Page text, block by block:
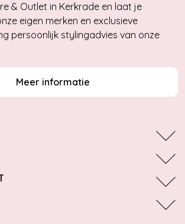
& Outlet in Kerkrade en laat je
eigen merken en exclusieve
persoonlijk stylingadvies van onze
Meer informatie